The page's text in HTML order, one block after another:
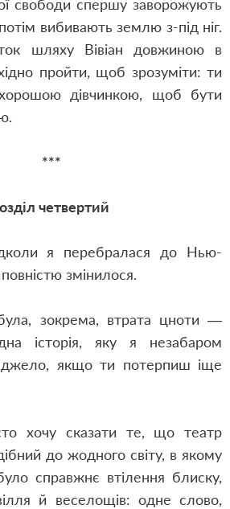
свободи спершу заворожують
вибивають землю з-під ніг.
шляху Вівіан довжиною в
пройти, щоб зрозуміти: ти
дівчинкою, щоб бути
***
четвертий
я перебралася до Нью-
змінилося.
зокрема, втрата цноти —
історія, яку я незабаром
якщо ти потерпиш іще
хочу сказати те, що театр
до жодного світу, в якому
справжнє втілення блиску,
й веселощів: одне слово,